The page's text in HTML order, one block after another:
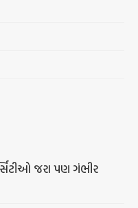
જરા પણ ગંભીર